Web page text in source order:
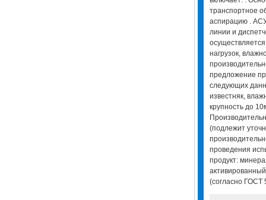
транспортное
аспирацию .
линии и
нагрузок,
предложение
следующих
известняк,
крупность до
(подлежит
проведения
продукт:
(согласно ГОСТ